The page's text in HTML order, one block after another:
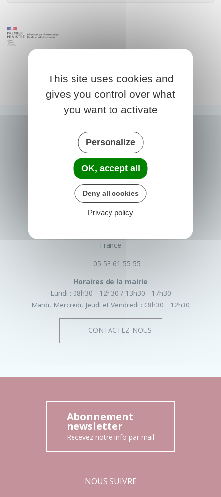
PRIGONRIEUX
France
05 53 61 55 55
Horaires de la mairie
Lundi : 08h30 - 12h30
13h30 - 17h30
Mardi, Mercredi, Jeudi et Vendredi : 08h30 - 12h30
CONTACTEZ-NOUS
Abonnement
newsletter
Recevez notre info par mail
NOUS SUIVRE
This site uses cookies and
gives you control over what
you want to activate
Personalize
OK, accept all
Deny all cookies
Privacy policy